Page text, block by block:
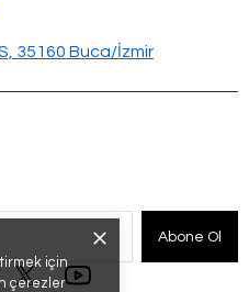
için
çerezler
35160 Buca/İzmir
Abone Ol